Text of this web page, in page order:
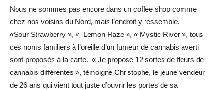
Nous ne sommes pas encore dans un coffee shop comme
chez nos voisins du Nord, mais l’endroit y ressemble.
«Sour Strawberry », « Lemon Haze », « Mystic River », tous
ces noms familiers à l’oreille d’un fumeur de cannabis averti
sont proposés à la carte. « Je propose 12 sortes de fleurs de
cannabis différentes », témoigne Christophe, le jeune vendeur
de 26 ans qui vient tout juste d’ouvrir les portes de sa